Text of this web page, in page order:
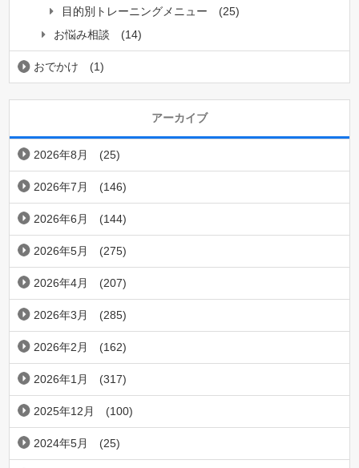
目的別トレーニングメニュー
(25)
お悩み相談
(14)
おでかけ (1)
アーカイブ
2026年8月 (25)
2026年7月 (146)
2026年6月 (144)
2026年5月 (275)
2026年4月 (207)
2026年3月 (285)
2026年2月 (162)
2026年1月 (317)
2025年12月 (100)
2024年5月 (25)